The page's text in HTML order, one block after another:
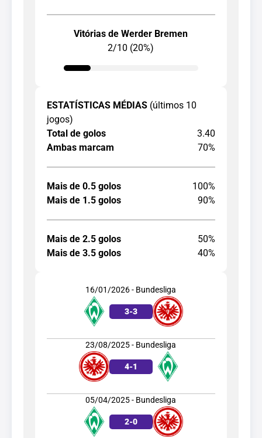
Vitórias de Werder Bremen
2/10 (20%)
ESTATÍSTICAS MÉDIAS (últimos 10
jogos)
Total de golos
3.40
Ambas marcam
70%
Mais de 0.5 golos
100%
Mais de 1.5 golos
90%
Mais de 2.5 golos
50%
Mais de 3.5 golos
40%
16/01/2026 - Bundesliga
3-3
23/08/2025 - Bundesliga
4-1
05/04/2025 - Bundesliga
2-0